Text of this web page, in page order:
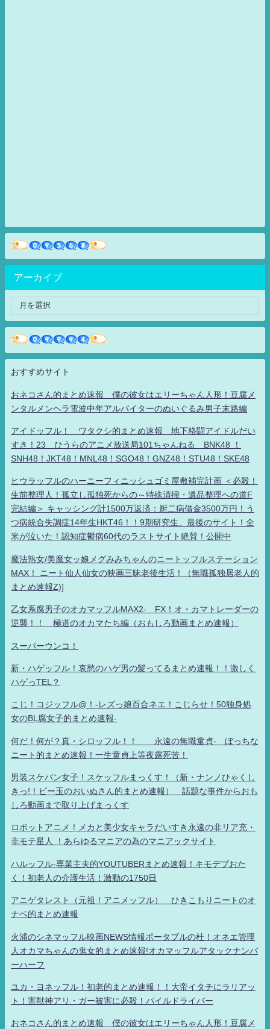
アーカイブ
おすすめサイト
おネコさん的まとめ速報 僕の彼女はエリーちゃん人形！豆腐メ
ンタルメンヘラ電波中年アルバイターのぬいぐるみ男子末路編
アイドッフル！ ワタクシ的まとめ速報 地下格闘アイドルだい
すき！23 ひうらのアニメ放送局101ちゃんねる BNK48 ！
SNH48！JKT48！MNL48！SGO48！GNZ48！STU48！SKE48
ヒウラッフルのハーニーフィニッシュゴミ屋敷補完計画 ＜必殺！
生前整理人！孤立し孤独死からの～特殊清掃・遺品整理への道F
完結編＞ キャッシング計1500万返済：厨二病借金3500万円！う
つ病統合失調症14年生HKT46！！9期研究生、最後のサイト！全
米が泣いた！認知症鬱病60代のラストサイト絶賛！公開中
魔法熟女/美魔女ッ娘メグみみちゃんのニートッフルステーション
MAX！ ニート仙人仙女の映画三昧老後生活！（無職孤独居老人的
まとめ速報Z)]
乙女系腐男子のオカマッフルMAX2- FX！オ・カマトレーダーの
逆襲！！ 極道のオカマたち編（おもしろ動画まとめ速報）
スーパーウンコ！
新・ハゲッフル！哀愁のハゲ男の髪ってるまとめ速報！！激しく
ハゲっTEL？
こじ！コジッフル@！-レズっ娘百合ネエ！こじらせ！50独身処
女のBL腐女子的まとめ速報-
何だ！何が？真・シロッフル！！ 永遠の無職童貞- ぼっちな
ニート的まとめ速報！一生童貞上等夜露死苦！
男装スケバン女子！スケッフルまっくす！（新・ナンノひゃくし
きっ!！ビー玉のおいぬさん的まとめ速報） 話題な事件からおも
しろ動画まで取り上げまっくす
ロボットアニメ！メカと美少女キャラだいすき永遠の非リア充・
非モテ星人 ！あらゆるマニアの為のマニアックサイト
ハルッフル-専業主夫的YOUTUBERまとめ速報！キモデブおた
く！初老人の介護生活！激動の1750日
アニゲタレスト（元祖！アニメッフル） ひきこもりニートのオ
ナベ的まとめ速報
火浦のシネマッフル映画NEWS情報ポータブルの杜！オネエ管理
人オカマちゃんの鬼女的まとめ速報!オカマッフルアタックナンバ
ーハーフ
ユカ・ヨネッフル！初老的まとめ速報！！大帝イタチにラリアッ
ト！害獣神アリ・ガー被害に必殺！パイルドライバー
おネコさん的まとめ速報 僕の彼女はエリーちゃん人形！豆腐メ